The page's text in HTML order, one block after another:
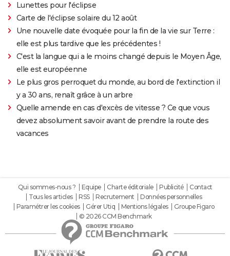
Lunettes pour l'éclipse
Carte de l'éclipse solaire du 12 août
Une nouvelle date évoquée pour la fin de la vie sur Terre :
elle est plus tardive que les précédentes !
C'est la langue qui a le moins changé depuis le Moyen Âge,
elle est européenne
Le plus gros perroquet du monde, au bord de l'extinction il
y a 30 ans, renaît grâce à un arbre
Quelle amende en cas d'excès de vitesse ? Ce que vous
devez absolument savoir avant de prendre la route des
vacances
Qui sommes-nous ? Equipe Charte éditoriale Publicité
Contact
Tous les articles
RSS Recrutement
Données personnelles
Paramétrer les cookies
Gérer Utiq Mentions légales
Groupe Figaro
© 2026 CCM Benchmark